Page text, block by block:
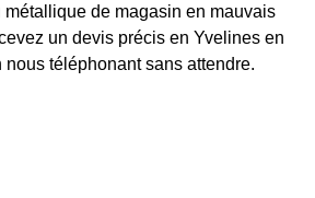
de magasin en mauvais
un devis précis en Yvelines en
téléphonant sans attendre.